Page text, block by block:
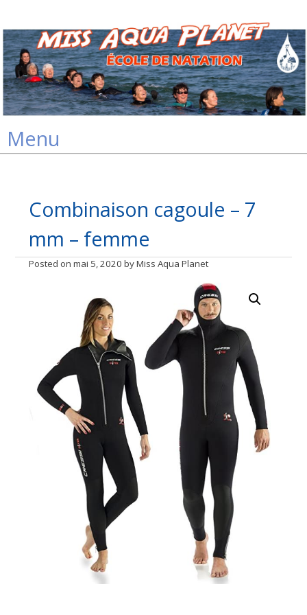
Menu
Skip
to
Combinaison cagoule – 7
mm – femme
Posted onmai 5, 2020 byMiss Aqua Planet